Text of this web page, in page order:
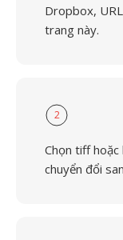
Dropbox,
trang này.
2
Chọn tiff hoặc
chuyển đổi